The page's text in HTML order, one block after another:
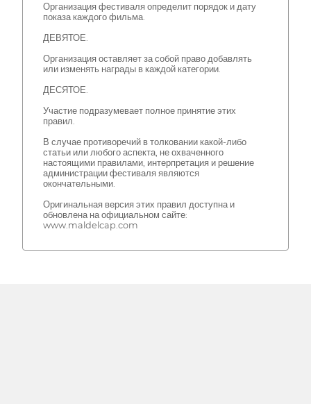
Организация фестиваля определит порядок и дату
показа каждого фильма.
ДЕВЯТОЕ.
Организация оставляет за собой право добавлять
или изменять награды в каждой категории.
ДЕСЯТОЕ.
Участие подразумевает полное принятие этих
правил.
В случае противоречий в толковании какой-либо
статьи или любого аспекта, не охваченного
настоящими правилами, интерпретация и решение
администрации фестиваля являются
окончательными.
Оригинальная версия этих правил доступна и
обновлена на официальном сайте:
www.maldelcap.com